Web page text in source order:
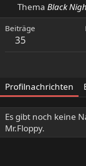
Thema Black
Beiträge
35
Profilnachrichten
Es gibt noch keine
Mr.Floppy.